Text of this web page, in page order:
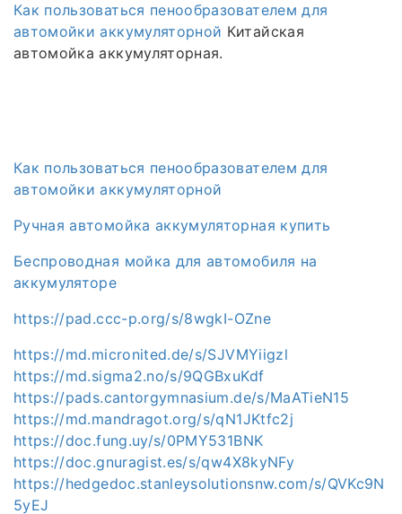
Как пользоваться пенообразователем для
автомойки аккумуляторной Китайская
автомойка аккумуляторная.
Как пользоваться пенообразователем для
автомойки аккумуляторной
Ручная автомойка аккумуляторная купить
Беспроводная мойка для автомобиля на
аккумуляторе
https://pad.ccc-p.org/s/8wgkI-OZne
https://md.micronited.de/s/SJVMYiigzl
https://md.sigma2.no/s/9QGBxuKdf
https://pads.cantorgymnasium.de/s/MaATieN15
https://md.mandragot.org/s/qN1JKtfc2j
https://doc.fung.uy/s/0PMY531BNK
https://doc.gnuragist.es/s/qw4X8kyNFy
https://hedgedoc.stanleysolutionsnw.com/s/QVKc9N
5yEJ